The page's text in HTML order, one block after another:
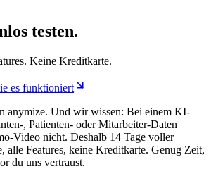
testen.
Keine Kreditkarte.
es funktioniert
anymize. Und wir wissen: Bei einem KI-
, Patienten- oder Mitarbeiter-Daten
Video nicht. Deshalb 14 Tage voller
alle Features, keine Kreditkarte. Genug Zeit,
du uns vertraust.